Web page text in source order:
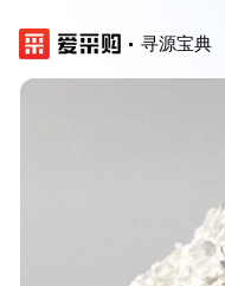
寻源宝典